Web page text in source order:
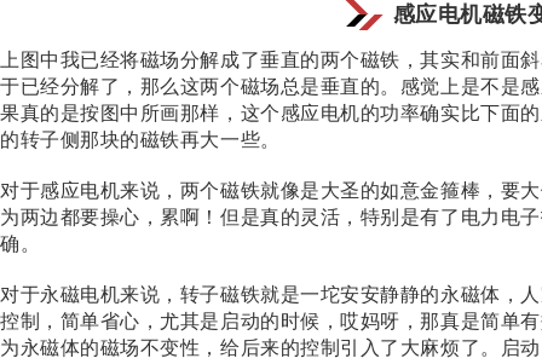
感应电机磁铁
上图中我已经将磁场分解成了垂直的两个磁铁，其实和前面
于已经分解了，那么这两个磁场总是垂直的。感觉上是不是
果真的是按图中所画那样，这个感应电机的功率确实比下面
的转子侧那块的磁铁再大一些。
对于感应电机来说，两个磁铁就像是大圣的如意金箍棒，要
为两边都要操心，累啊！但是真的灵活，特别是有了电力电
确。
对于永磁电机来说，转子磁铁就是一坨安安静静的永磁体，
控制，简单省心，尤其是启动的时候，哎妈呀，那真是简单
为永磁体的磁场不变性，给后来的控制引入了大麻烦了。
启